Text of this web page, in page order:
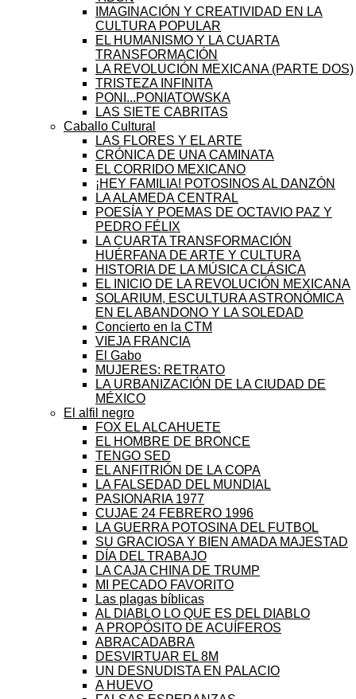
IMAGINACIÓN Y CREATIVIDAD EN LA
CULTURA POPULAR
EL HUMANISMO Y LA CUARTA
TRANSFORMACIÓN
LA REVOLUCIÓN MEXICANA (PARTE DOS)
TRISTEZA INFINITA
PONI...PONIATOWSKA
LAS SIETE CABRITAS
Caballo Cultural
LAS FLORES Y EL ARTE
CRÓNICA DE UNA CAMINATA
EL CORRIDO MEXICANO
¡HEY FAMILIA! POTOSINOS AL DANZÓN
LA ALAMEDA CENTRAL
POESÍA Y POEMAS DE OCTAVIO PAZ Y
PEDRO FÉLIX
LA CUARTA TRANSFORMACIÓN
HUÉRFANA DE ARTE Y CULTURA
HISTORIA DE LA MÚSICA CLÁSICA
EL INICIO DE LA REVOLUCIÓN MEXICANA
SOLARIUM, ESCULTURA ASTRONÓMICA
EN EL ABANDONO Y LA SOLEDAD
Concierto en la CTM
VIEJA FRANCIA
El Gabo
MUJERES: RETRATO
LA URBANIZACIÓN DE LA CIUDAD DE
MÉXICO
El alfil negro
FOX EL ALCAHUETE
EL HOMBRE DE BRONCE
TENGO SED
EL ANFITRIÓN DE LA COPA
LA FALSEDAD DEL MUNDIAL
PASIONARIA 1977
CUJAE 24 FEBRERO 1996
LA GUERRA POTOSINA DEL FUTBOL
SU GRACIOSA Y BIEN AMADA MAJESTAD
DÍA DEL TRABAJO
LA CAJA CHINA DE TRUMP
MI PECADO FAVORITO
Las plagas bíblicas
AL DIABLO LO QUE ES DEL DIABLO
A PROPÓSITO DE ACUÍFEROS
ABRACADABRA
DESVIRTUAR EL 8M
UN DESNUDISTA EN PALACIO
A HUEVO